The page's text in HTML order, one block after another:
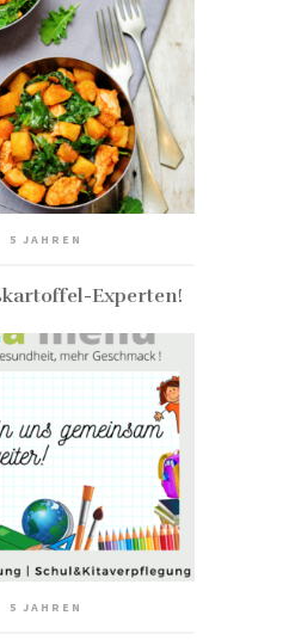
5 JAHREN
Experten!
5 JAHREN